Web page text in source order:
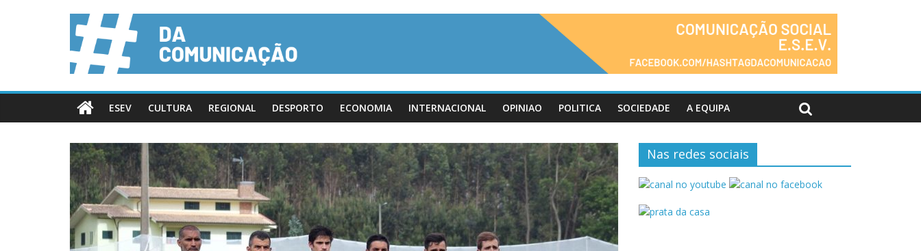
ESEV CULTURA REGIONAL DESPORTO ECONOMIA INTERNACIONAL OPINIAO POLITICA SOCIEDADE A EQUIPA
Nas redes sociais